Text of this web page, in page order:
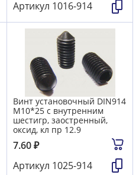
Артикул 1016-914
Винт установочный DIN914
М10*25 с внутренним
шестигр, заостренный,
оксид, кл пр 12.9
7.60₽
Артикул 1025-914